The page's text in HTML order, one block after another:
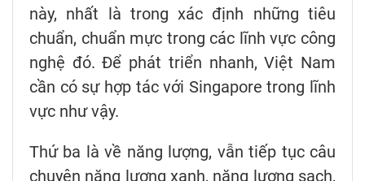
này, nhất là trong xác định những tiêu
chuẩn, chuẩn mực trong các lĩnh vực công
nghệ đó. Để phát triển nhanh, Việt Nam
cần có sự hợp tác với Singapore trong lĩnh
vực như vậy.
Thứ ba là về năng lượng, vẫn tiếp tục câu
chuyện năng lượng xanh, năng lượng sạch,